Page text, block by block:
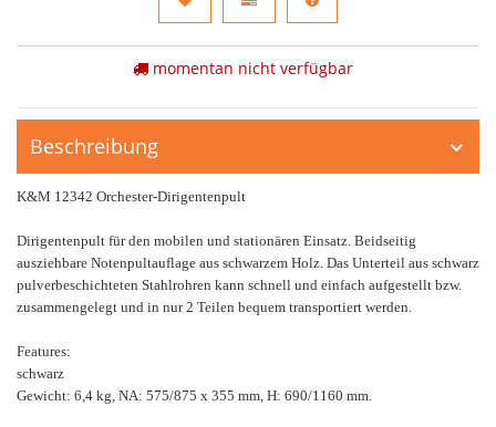
momentan nicht verfügbar
Beschreibung
K&M 12342 Orchester-Dirigentenpult
Dirigentenpult für den mobilen und stationären Einsatz. Beidseitig
ausziehbare Notenpultauflage aus schwarzem Holz. Das Unterteil aus schwarz
pulverbeschichteten Stahlrohren kann schnell und einfach aufgestellt bzw.
zusammengelegt und in nur 2 Teilen bequem transportiert werden.
Features:
schwarz
Gewicht: 6,4 kg, NA: 575/875 x 355 mm, H: 690/1160 mm.